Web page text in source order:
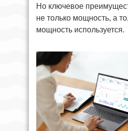
Но ключевое
не только мощность, а
мощность используется.